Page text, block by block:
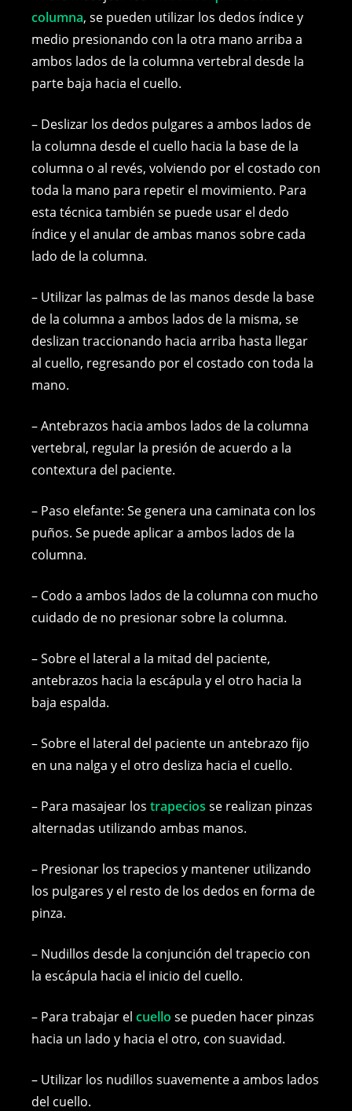
columna, se pueden utilizar los dedos índice y
medio presionando con la otra mano arriba a
ambos lados de la columna vertebral desde la
parte baja hacia el cuello.
– Deslizar los dedos pulgares a ambos lados de
la columna desde el cuello hacia la base de la
columna o al revés, volviendo por el costado con
toda la mano para repetir el movimiento. Para
esta técnica también se puede usar el dedo
índice y el anular de ambas manos sobre cada
lado de la columna.
– Utilizar las palmas de las manos desde la base
de la columna a ambos lados de la misma, se
deslizan traccionando hacia arriba hasta llegar
al cuello, regresando por el costado con toda la
mano.
– Antebrazos hacia ambos lados de la columna
vertebral, regular la presión de acuerdo a la
contextura del paciente.
– Paso elefante: Se genera una caminata con los
puños. Se puede aplicar a ambos lados de la
columna.
– Codo a ambos lados de la columna con mucho
cuidado de no presionar sobre la columna.
– Sobre el lateral a la mitad del paciente,
antebrazos hacia la escápula y el otro hacia la
baja espalda.
– Sobre el lateral del paciente un antebrazo fijo
en una nalga y el otro desliza hacia el cuello.
– Para masajear los trapecios se realizan pinzas
alternadas utilizando ambas manos.
– Presionar los trapecios y mantener utilizando
los pulgares y el resto de los dedos en forma de
pinza.
– Nudillos desde la conjunción del trapecio con
la escápula hacia el inicio del cuello.
– Para trabajar el cuello se pueden hacer pinzas
hacia un lado y hacia el otro, con suavidad.
– Utilizar los nudillos suavemente a ambos lados
del cuello.